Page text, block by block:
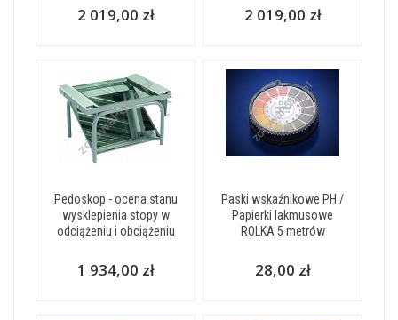
2 019,00 zł 2 019,00 zł
Pedoskop - ocena stanu
wysklepienia stopy w
odciążeniu i obciążeniu
1 934,00 zł
Paski wskaźnikowe PH /
Papierki lakmusowe
ROLKA 5 metrów
28,00 zł